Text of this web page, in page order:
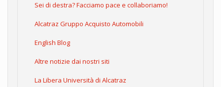
Sei di destra? Facciamo pace e collaboriamo!
Alcatraz Gruppo Acquisto Automobili
English Blog
Altre notizie dai nostri siti
La Libera Università di Alcatraz